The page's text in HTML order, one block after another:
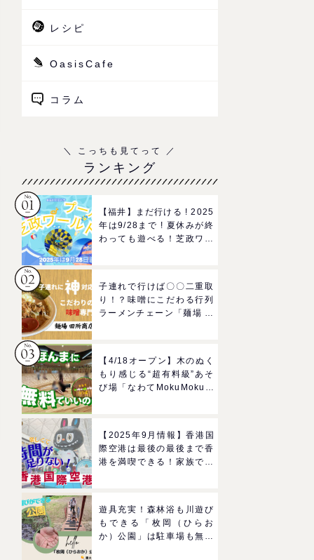
レシピ
OasisCafe
コラム
ランキング
【福井】まだ行ける ! 2025
年は9/28まで ! 夏休みが終
わっても遊べる！芝政ワー
子連れで行けば〇〇二重取
り！？味噌にこだわる行列
ラーメンチェーン「麺場 田
【4/18オープン】木のぬく
もり感じる“超有料級”あそ
び場「なわてMokuMokuひ
【2025年9月情報】香港国
際空港は最後の最後まで香
港を満喫できる！家族で楽
遊具充実！森林浴も川遊び
もできる「枚岡（ひらお
か）公園」は駐車場も無料